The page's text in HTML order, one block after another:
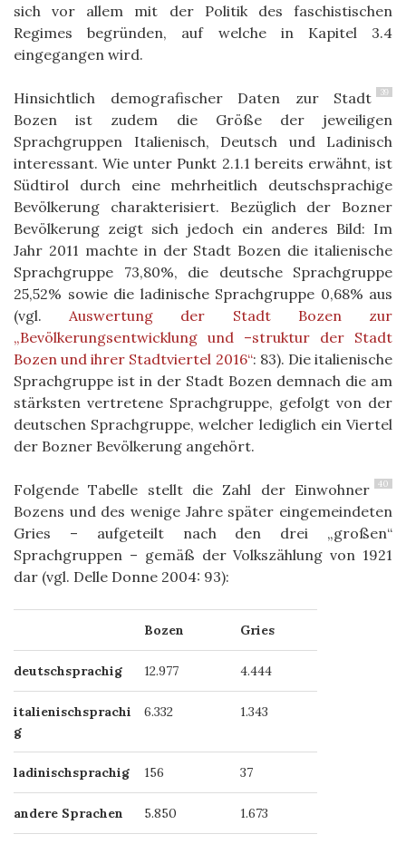
sich vor allem mit der Politik des faschistischen
Regimes begründen, auf welche in Kapitel 3.4
eingegangen wird.
39
Hinsichtlich demografischer Daten zur Stadt
Bozen ist zudem die Größe der jeweiligen
Sprachgruppen Italienisch, Deutsch und Ladinisch
interessant. Wie unter Punkt 2.1.1 bereits erwähnt, ist
Südtirol durch eine mehrheitlich deutschsprachige
Bevölkerung charakterisiert. Bezüglich der Bozner
Bevölkerung zeigt sich jedoch ein anderes Bild: Im
Jahr 2011 machte in der Stadt Bozen die italienische
Sprachgruppe 73,80%, die deutsche Sprachgruppe
25,52% sowie die ladinische Sprachgruppe 0,68% aus
(vgl. Auswertung der Stadt Bozen zur
„Bevölkerungsentwicklung und –struktur der Stadt
Bozen und ihrer Stadtviertel 2016“: 83). Die italienische
Sprachgruppe ist in der Stadt Bozen demnach die am
stärksten vertretene Sprachgruppe, gefolgt von der
deutschen Sprachgruppe, welcher lediglich ein Viertel
der Bozner Bevölkerung angehört.
40
Folgende Tabelle stellt die Zahl der Einwohner
Bozens und des wenige Jahre später eingemeindeten
Gries – aufgeteilt nach den drei „großen“
Sprachgruppen – gemäß der Volkszählung von 1921
dar (vgl. Delle Donne 2004: 93):
Bozen Gries
deutschsprachig 12.977 4.444
italienischsprachi
g
6.332 1.343
ladinischsprachig 156 37
andere Sprachen 5.850 1.673